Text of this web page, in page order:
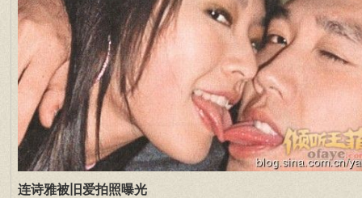
连诗雅被旧爱拍照曝光